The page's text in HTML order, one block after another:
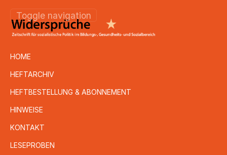
Toggle navigation
HOME
HEFTARCHIV
HEFTBESTELLUNG & ABONNEMENT
HINWEISE
KONTAKT
LESEPROBEN